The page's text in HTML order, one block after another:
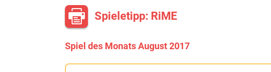
Spieletipp: RiME
Spiel des Monats August 2017